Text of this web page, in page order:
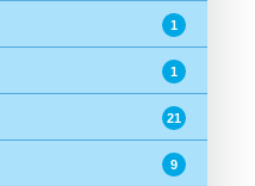
1
1
21
9